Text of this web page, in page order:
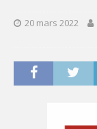
20 mars 2022